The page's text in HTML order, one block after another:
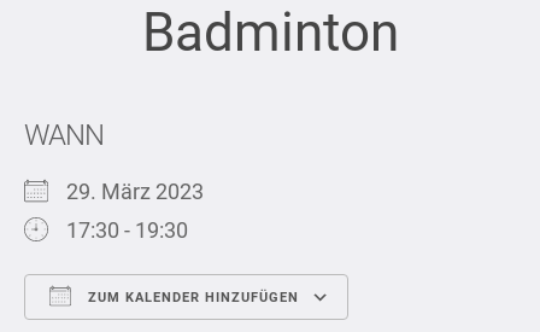
Badminton
WANN
29. März 2023
17:30 - 19:30
ZUM KALENDER HINZUFÜGEN